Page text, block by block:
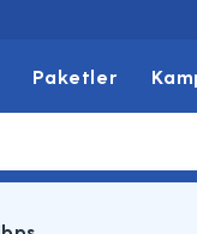
Paketler